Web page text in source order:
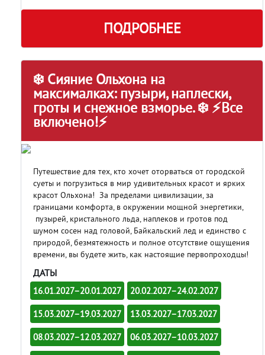
ПОДРОБНЕЕ
❄️ Сияние Ольхона на
максималках: пузыри, наплески,
гроты и снежное взморье. ❄️ ⚡Все
включено!⚡
Путешествие для тех, кто хочет оторваться от городской
суеты и погрузиться в мир удивительных красот и ярких
красот Ольхона! За пределами цивилизации, за
границами комфорта, в окружении мощной энергетики,
пузырей, кристального льда, наплеков и гротов под
шумом сосен над головой, Байкальский лед и единство с
природой, безмятежность и полное отсутствие ощущения
времени, вы будете жить, как настоящие первопроходцы!
ДАТЫ
16.01.2027–20.01.2027 20.02.2027–24.02.2027
15.03.2027–19.03.2027 13.03.2027–17.03.2027
08.03.2027–12.03.2027 06.03.2027–10.03.2027